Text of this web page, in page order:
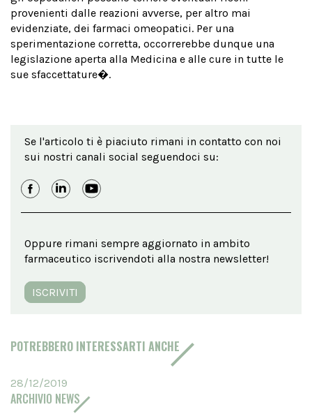
provenienti dalle reazioni avverse, per altro mai
evidenziate, dei farmaci omeopatici. Per una
sperimentazione corretta, occorrerebbe dunque una
legislazione aperta alla Medicina e alle cure in tutte le
sue sfaccettature�.
Se l'articolo ti è piaciuto rimani in contatto con noi
sui nostri canali social seguendoci su:
Oppure rimani sempre aggiornato in ambito
farmaceutico iscrivendoti alla nostra newsletter!
ISCRIVITI
POTREBBERO INTERESSARTI ANCHE
28/12/2019
ARCHIVIO NEWS